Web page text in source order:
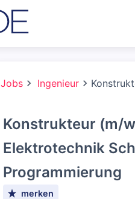
Jobs Ingenieur
Konstrukteur (m/
Elektrotechnik
Programmierung
merken